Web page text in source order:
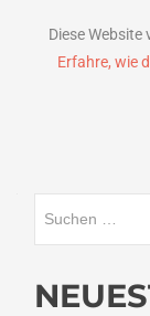
Diese
Erfahre, wie